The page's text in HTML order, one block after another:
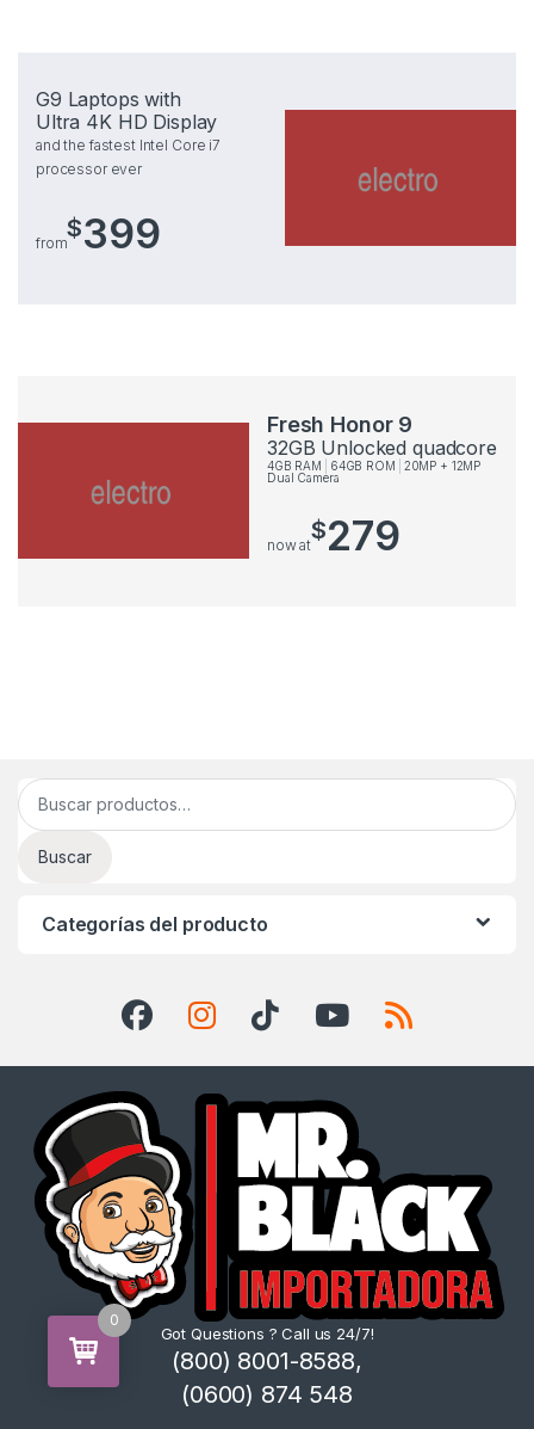
G9 Laptops with
Ultra 4K HD Display
and the fastest Intel Core i7
processor ever
from
$399
Fresh Honor 9
32GB Unlocked quadcore
4GB RAM 64GB ROM
20MP + 12MP
Dual Camera
now at
$279
Buscar por:
Buscar
Categorías del producto
Got Questions ? Call us 24/7!
(800) 8001-8588,
(0600) 874 548
0